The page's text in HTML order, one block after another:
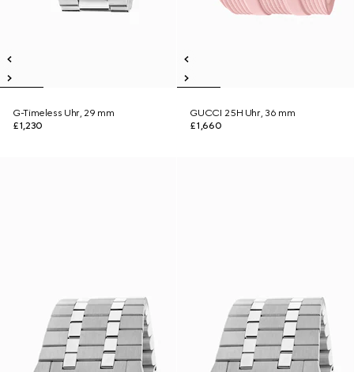
G-Timeless Uhr, 29 mm
£1,230
GUCCI 25H Uhr, 36 mm
£1,660